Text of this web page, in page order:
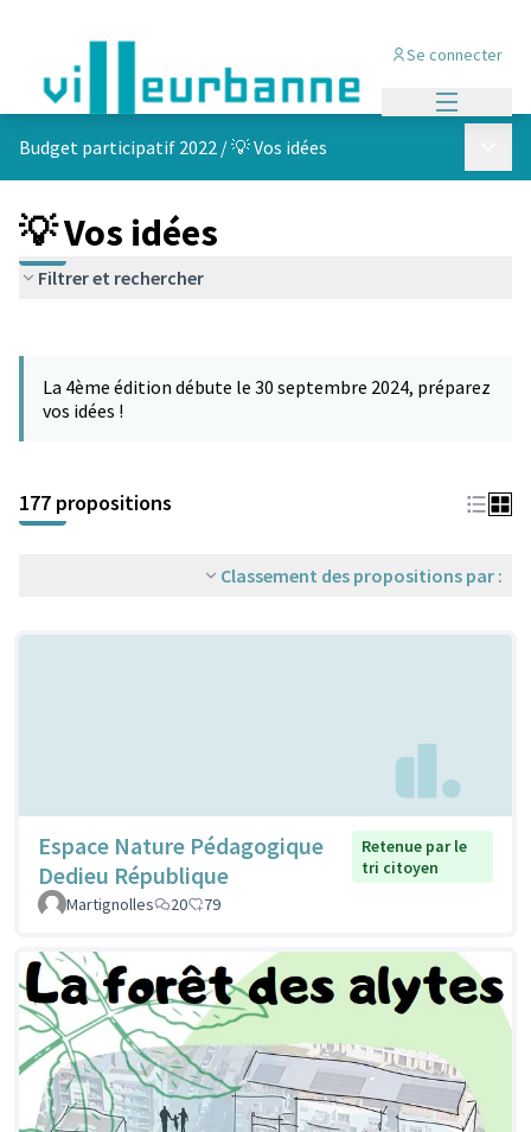
Se connecter
Budget participatif 2022 /💡 Vos idées
💡 Vos idées
Filtrer et rechercher
−
La 4ème édition débute le 30 septembre 2024, préparez
vos idées !
177 propositions
Classement des propositions par :
Espace Nature Pédagogique
Dedieu République
Retenue par le
tri citoyen
Martignolles
20 79